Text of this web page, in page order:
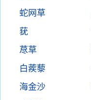
蛇网草
莸
荩草
白蒺藜
海金沙